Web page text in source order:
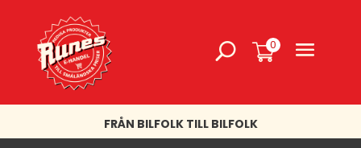
0
FRÅN BILFOLK TILL BILFOLK